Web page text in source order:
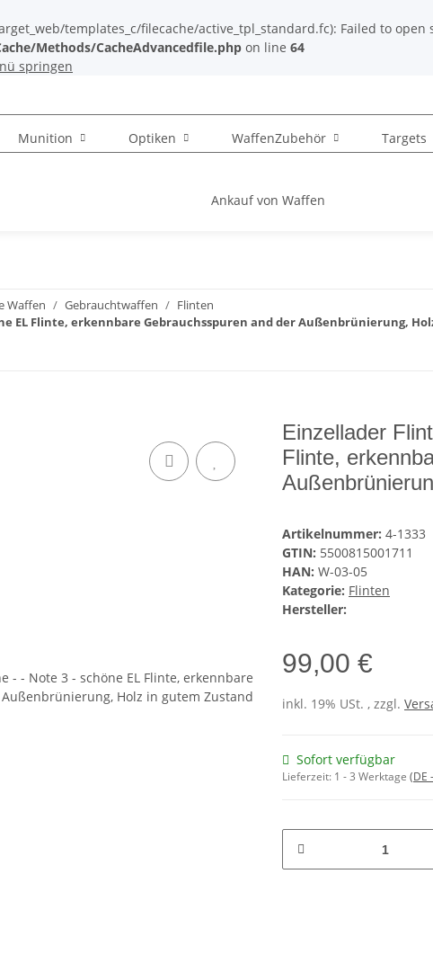
templates_c/filecache/active_tpl_standard.fc): Failed to
Methods/CacheAdvancedfile.php on line 64
springen
Munition Optiken WaffenZubehör Targets
Ankauf von Waffen
Waffen Gebrauchtwaffen
Flinten
EL Flinte, erkennbare Gebrauchsspuren and der Außenbrünierung,
Einzellader
Flinte,
Artikelnummer: 4-1333
GTIN: 5500815001711
HAN: W-03-05
Kategorie: Flinten
Hersteller:
99,00 €
inkl. 19% USt. , zzgl.
Sofort verfügbar
Lieferzeit: 1 - 3 Werktage (DE